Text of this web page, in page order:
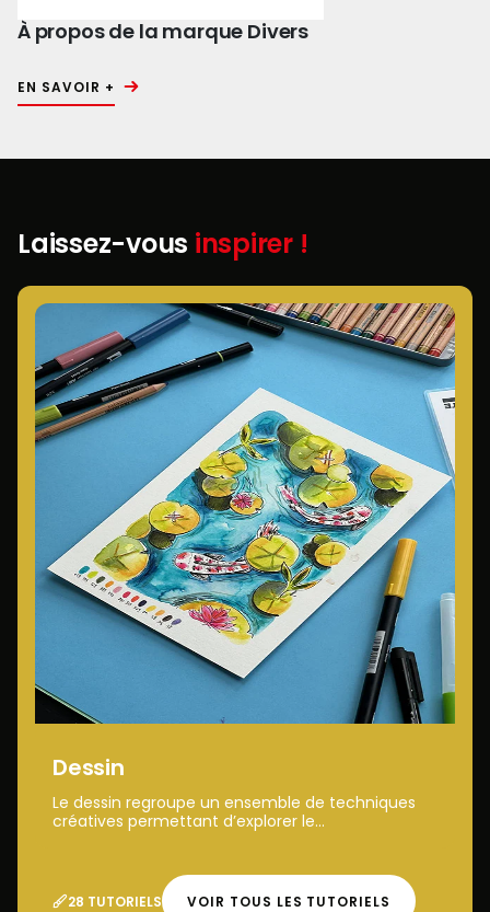
À propos de la marque Divers
EN SAVOIR +
Laissez-vous inspirer !
Dessin
Le dessin regroupe un ensemble de techniques
créatives permettant d’explorer le...
28 TUTORIELS VOIR TOUS LES TUTORIELS